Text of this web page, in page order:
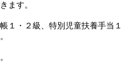
ます。
１・２級、特別児童扶養手当１